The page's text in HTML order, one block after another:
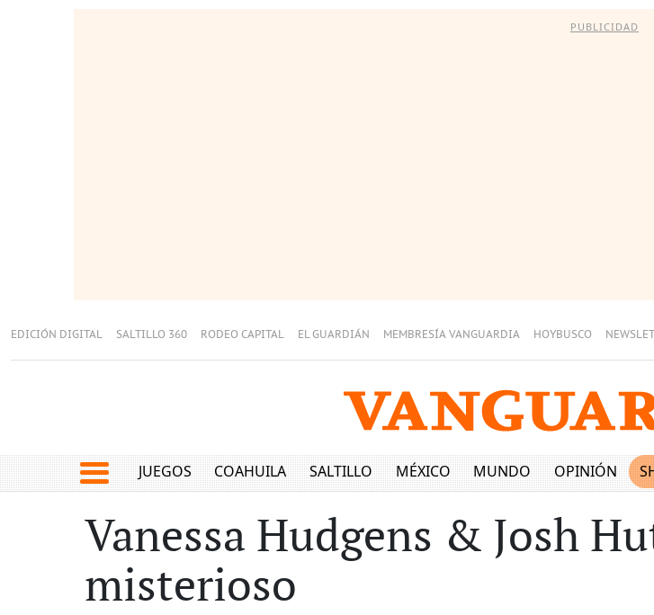
PUBLICIDAD
EDICIÓN DIGITAL SALTILLO 360 RODEO CAPITAL EL GUARDIÁN MEMBRESÍA VANGUARDIA HOYBUSCO
JUEGOS COAHUILA SALTILLO MÉXICO MUNDO OPINIÓN
Vanessa Hudgens & Josh
misterioso